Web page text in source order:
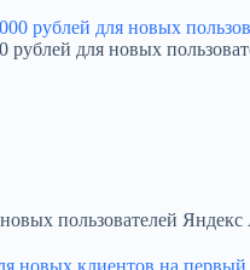
для новых
пользователей